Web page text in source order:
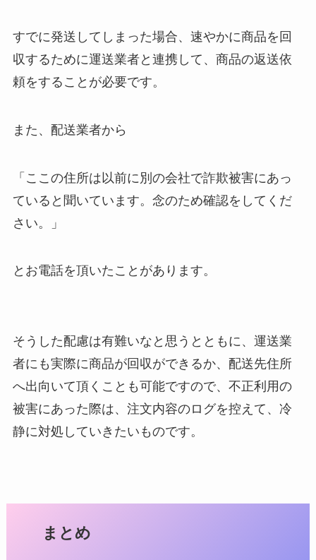
すでに発送してしまった場合、速やかに商品を回
収するために運送業者と連携して、商品の返送依
頼をすることが必要です。
また、配送業者から
「ここの住所は以前に別の会社で詐欺被害にあっ
ていると聞いています。念のため確認をしてくだ
さい。」
とお電話を頂いたことがあります。
そうした配慮は有難いなと思うとともに、運送業
者にも実際に商品が回収ができるか、配送先住所
へ出向いて頂くことも可能ですので、不正利用の
被害にあった際は、注文内容のログを控えて、冷
静に対処していきたいものです。
まとめ